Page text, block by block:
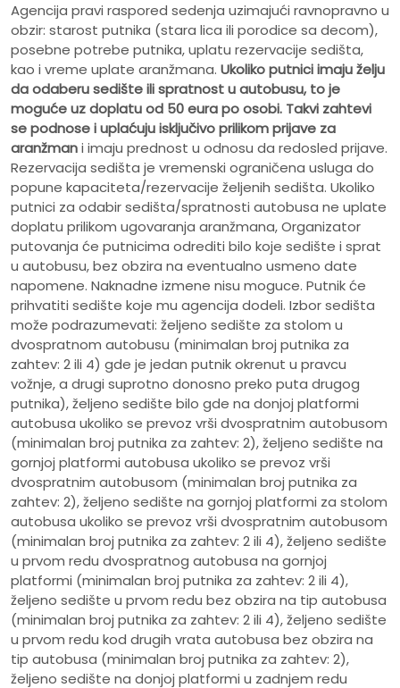
Agencija pravi raspored sedenja uzimajući ravnopravno u
obzir: starost putnika (stara lica ili porodice sa decom),
posebne potrebe putnika, uplatu rezervacije sedišta,
kao i vreme uplate aranžmana. Ukoliko putnici imaju želju
da odaberu sedište ili spratnost u autobusu, to je
moguće uz doplatu od 50 eura po osobi. Takvi zahtevi
se podnose i uplaćuju isključivo prilikom prijave za
aranžmani imaju prednost u odnosu da redosled prijave.
Rezervacija sedišta je vremenski ograničena usluga do
popune kapaciteta/rezervacije željenih sedišta. Ukoliko
putnici za odabir sedišta/spratnosti autobusa ne uplate
doplatu prilikom ugovaranja aranžmana, Organizator
putovanja će putnicima odrediti bilo koje sedište i sprat
u autobusu, bez obzira na eventualno usmeno date
napomene. Naknadne izmene nisu moguce. Putnik će
prihvatiti sedište koje mu agencija dodeli. Izbor sedišta
može podrazumevati: željeno sedište za stolom u
dvospratnom autobusu (minimalan broj putnika za
zahtev: 2 ili 4) gde je jedan putnik okrenut u pravcu
vožnje, a drugi suprotno donosno preko puta drugog
putnika), željeno sedište bilo gde na donjoj platformi
autobusa ukoliko se prevoz vrši dvospratnim autobusom
(minimalan broj putnika za zahtev: 2), željeno sedište na
gornjoj platformi autobusa ukoliko se prevoz vrši
dvospratnim autobusom (minimalan broj putnika za
zahtev: 2), željeno sedište na gornjoj platformi za stolom
autobusa ukoliko se prevoz vrši dvospratnim autobusom
(minimalan broj putnika za zahtev: 2 ili 4), željeno sedište
u prvom redu dvospratnog autobusa na gornjoj
platformi (minimalan broj putnika za zahtev: 2 ili 4),
željeno sedište u prvom redu bez obzira na tip autobusa
(minimalan broj putnika za zahtev: 2 ili 4), željeno sedište
u prvom redu kod drugih vrata autobusa bez obzira na
tip autobusa (minimalan broj putnika za zahtev: 2),
željeno sedište na donjoj platformi u zadnjem redu